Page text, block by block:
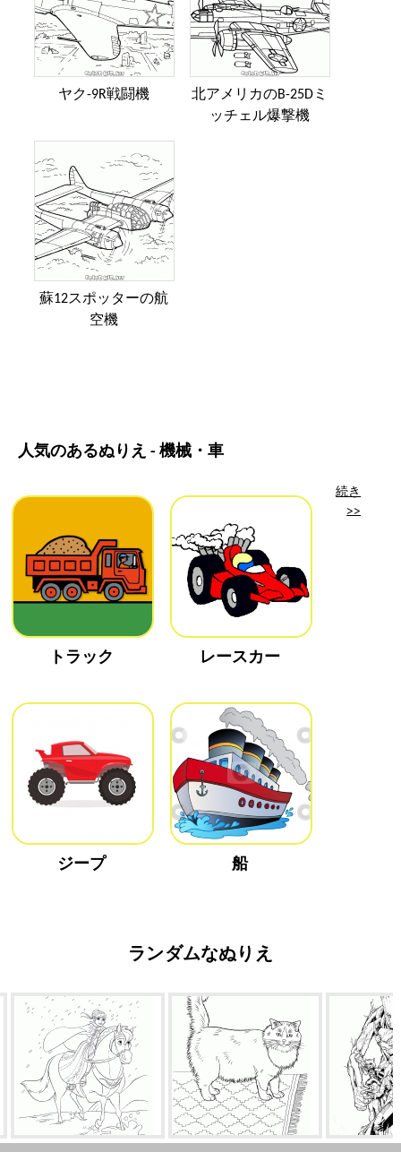
ヤク-9R戦闘機
北アメリカのB-25Dミ
ッチェル爆撃機
蘇12スポッターの航
空機
人気のあるぬりえ - 機械・車
トラック レースカー
ジープ 船
続き
>>
ランダムなぬりえ
アンナ・コールド・ハート レグドール
ギャラクシ